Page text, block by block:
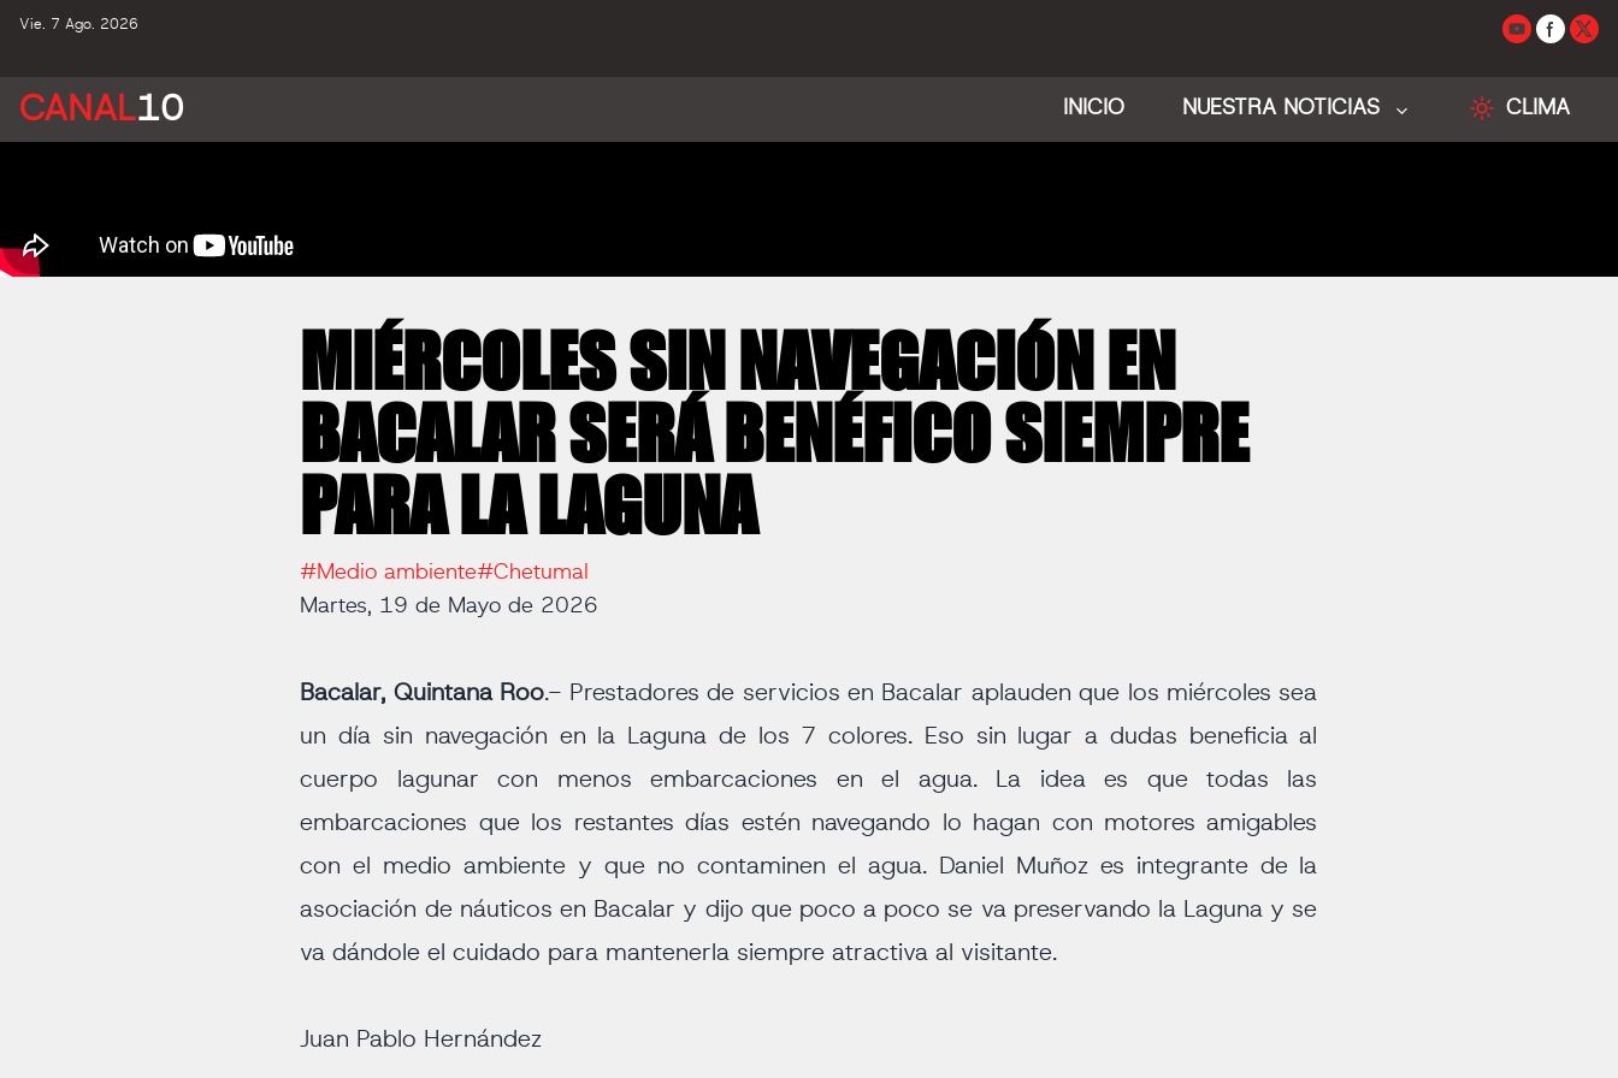
Vie. 7 Ago. 2026
CANAL10 INICIO NUESTRA NOTICIAS CLIMA
MIÉRCOLES SIN NAVEGACIÓN EN
BACALAR SERÁ BENÉFICO SIEMPRE
PARA LA LAGUNA
#Medio ambiente#Chetumal
Martes, 19 de Mayo de 2026
Bacalar, Quintana Roo.- Prestadores de servicios en Bacalar aplauden que los miércoles sea
un día sin navegación en la Laguna de los 7 colores. Eso sin lugar a dudas beneficia al
cuerpo lagunar con menos embarcaciones en el agua. La idea es que todas las
embarcaciones que los restantes días estén navegando lo hagan con motores amigables
con el medio ambiente y que no contaminen el agua. Daniel Muñoz es integrante de la
asociación de náuticos en Bacalar y dijo que poco a poco se va preservando la Laguna y se
va dándole el cuidado para mantenerla siempre atractiva al visitante.
Juan Pablo Hernández